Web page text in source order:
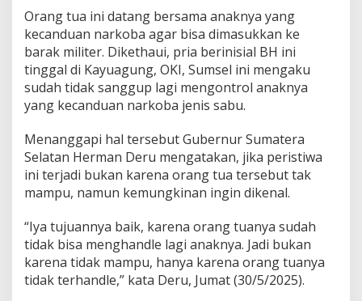
d
i
K
i
r
i
m
n
a
k
n
y
k
e
B
a
r
Orang tua ini datang bersama anaknya yang
kecanduan narkoba agar bisa dimasukkan ke
barak militer. Dikethaui, pria berinisial BH ini
tinggal di Kayuagung, OKI, Sumsel ini mengaku
sudah tidak sanggup lagi mengontrol anaknya
yang kecanduan narkoba jenis sabu.
Menanggapi hal tersebut Gubernur Sumatera
Selatan Herman Deru mengatakan, jika peristiwa
ini terjadi bukan karena orang tua tersebut tak
mampu, namun kemungkinan ingin dikenal.
“Iya tujuannya baik, karena orang tuanya sudah
tidak bisa menghandle lagi anaknya. Jadi bukan
karena tidak mampu, hanya karena orang tuanya
tidak terhandle,” kata Deru, Jumat (30/5/2025).